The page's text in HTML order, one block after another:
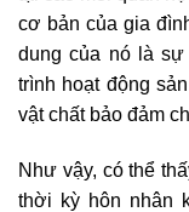
cơ bản của gia
dung của nó là sự
trình hoạt động
vật chất bảo đảm
Như vậy, có thể
thời kỳ hôn nhân